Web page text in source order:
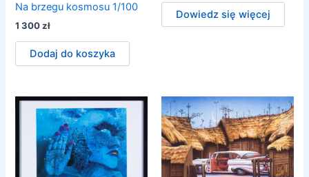
Na brzegu kosmosu 1/100
1 300zł
Dodaj do koszyka
Dowiedz się więcej